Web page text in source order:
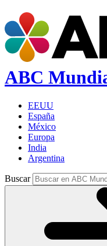
ABC
EEUU
España
México
Europa
India
Argentina
Buscar